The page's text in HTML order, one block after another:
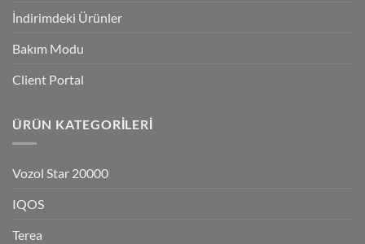
İndirimdeki Ürünler
Bakım Modu
Client Portal
ÜRÜN KATEGORILERI
Vozol Star 20000
IQOS
Terea